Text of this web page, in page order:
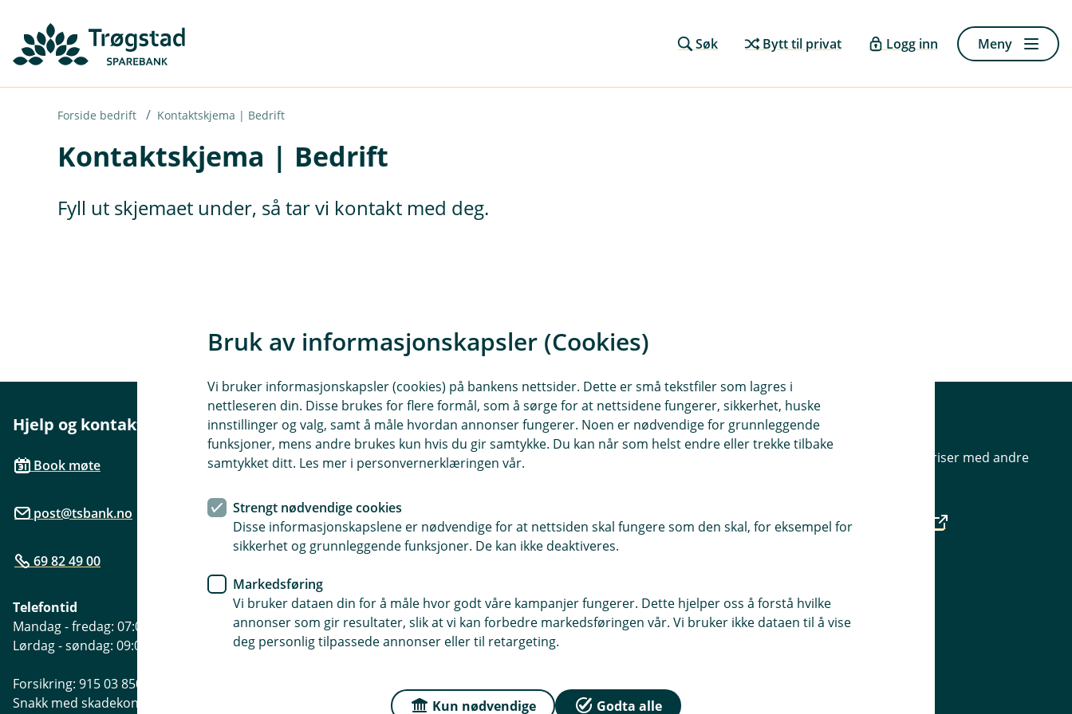
Søk Bytt til privat Logg inn Meny
Forside bedrift Kontaktskjema | Bedrift
Kontaktskjema | Bedrift
Fyll ut skjemaet under, så tar vi kontakt med deg.
Hjelp og kontakt
Book møte
post@tsbank.no
69 82 49 00
Telefontid
Mandag - fredag: 07:00-21:00
Lørdag - søndag: 09:00-21:00
Forsikring: 915 03 850
Snakk med skadekonsulent: mandag til
Her finner du oss
Besøksadresse
Trøgstad torg 5, 1860 Trøgstad
Postadresse
Postboks 114, 1861 Trøgstad
Mandag - Fredag: 09:00 - 15:00
Om Trøgstad Sparebank
Jobb hos oss
Priser
Sammenlign våre priser med andre
Finansportalen.no
Bruk av informasjonskapsler (Cookies)
Vi bruker informasjonskapsler (cookies) på bankens nettsider. Dette er små tekstfiler som lagres i
nettleseren din. Disse brukes for flere formål, som å sørge for at nettsidene fungerer, sikkerhet, huske
innstillinger og valg, samt å måle hvordan annonser fungerer. Noen er nødvendige for grunnleggende
funksjoner, mens andre brukes kun hvis du gir samtykke. Du kan når som helst endre eller trekke tilbake
samtykket ditt. Les mer i personvernerklæringen vår.
Strengt nødvendige cookies
Disse informasjonskapslene er nødvendige for at nettsiden skal fungere som den skal, for eksempel for
sikkerhet og grunnleggende funksjoner. De kan ikke deaktiveres.
Markedsføring
Vi bruker dataen din for å måle hvor godt våre kampanjer fungerer. Dette hjelper oss å forstå hvilke
annonser som gir resultater, slik at vi kan forbedre markedsføringen vår. Vi bruker ikke dataen til å vise
deg personlig tilpassede annonser eller til retargeting.
Kun nødvendige Godta alle